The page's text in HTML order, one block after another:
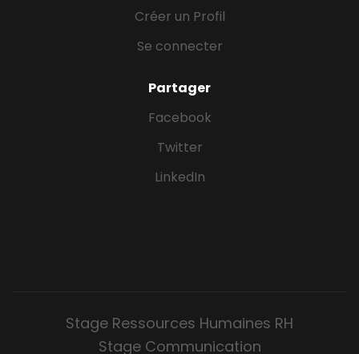
Créer un Profil
Se connecter
Partager
Facebook
Twitter
LinkedIn
Stage Ressources Humaines RH
Stage Communication